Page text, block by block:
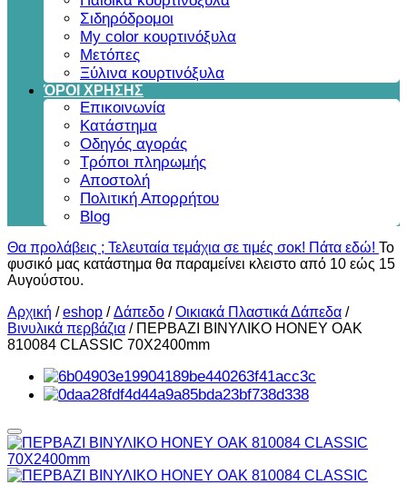
Σιδηρόδρομοι
My color κουρτινόξυλα
Μετόπες
Ξύλινα κουρτινόξυλα
ΌΡΟΙ ΧΡΗΣΗΣ
Επικοινωνία
Κατάστημα
Οδηγός αγοράς
Τρόποι πληρωμής
Αποστολή
Πολιτική Απορρήτου
Blog
Θα προλάβεις ; Τελευταία τεμάχια σε τιμές σοκ! Πάτα εδώ! Το
φυσικό μας κατάστημα θα παραμείνει κλειστο από 10 εώς 15
Αυγούστου.
Αρχική /eshop /Δάπεδο /Οικιακά Πλαστικά Δάπεδα /
Βινυλικά περβάζια / ΠΕΡΒΑΖΙ BIΝΥΛΙΚΟ HONEY OAK
810084 CLASSIC 70Χ2400mm